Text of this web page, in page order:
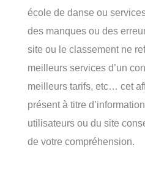
école de danse ou
des manques ou des
site ou le classement ne
meilleurs services d’un
meilleurs tarifs, etc… cet
présent à titre
utilisateurs ou du site
de votre compréhension.